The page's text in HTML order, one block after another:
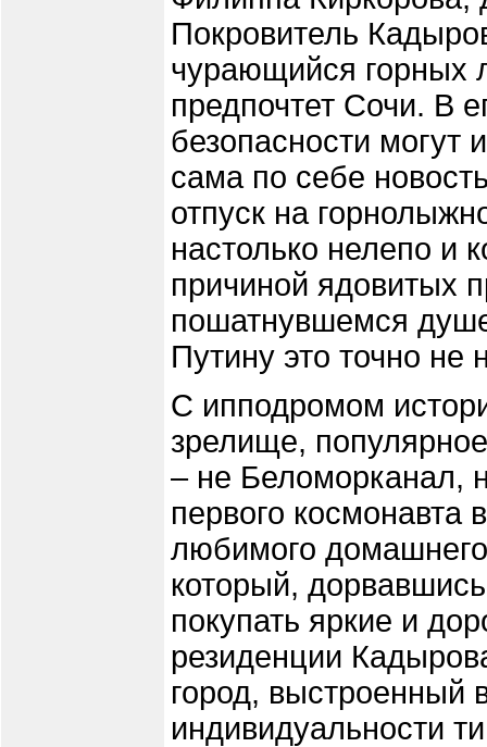
Покровитель
чурающийся горных
предпочтет Сочи. В
безопасности могут
сама по себе
отпуск на
настолько нелепо и
причиной ядовитых
пошатнувшемся
Путину это точно не
С ипподромом
зрелище,
– не Беломорканал,
первого космонавта
любимого
который,
покупать яркие и
резиденции
город, выстроенный
индивидуальности